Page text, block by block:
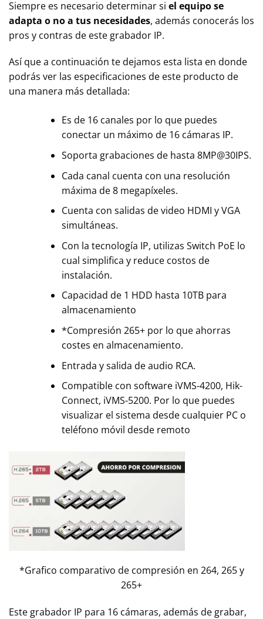
Siempre es necesario determinar si el equipo se
adapta o no a tus necesidades, además conocerás los
pros y contras de este grabador IP.
Así que a continuación te dejamos esta lista en donde
podrás ver las especificaciones de este producto de
una manera más detallada:
Es de 16 canales por lo que puedes
conectar un máximo de 16 cámaras IP.
Soporta grabaciones de hasta 8MP@30IPS.
Cada canal cuenta con una resolución
máxima de 8 megapíxeles.
Cuenta con salidas de video HDMI y VGA
simultáneas.
Con la tecnología IP, utilizas Switch PoE lo
cual simplifica y reduce costos de
instalación.
Capacidad de 1 HDD hasta 10TB para
almacenamiento
*Compresión 265+ por lo que ahorras
costes en almacenamiento.
Entrada y salida de audio RCA.
Compatible con software iVMS-4200, Hik-
Connect, iVMS-5200. Por lo que puedes
visualizar el sistema desde cualquier PC o
teléfono móvil desde remoto
*Grafico comparativo de compresión en 264, 265 y
265+
Este grabador IP para 16 cámaras, además de grabar,